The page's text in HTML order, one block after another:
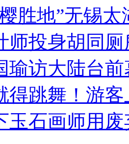
胜地”无锡
师投身胡同
瑜访大陆台
得跳舞！游客
玉石画师用